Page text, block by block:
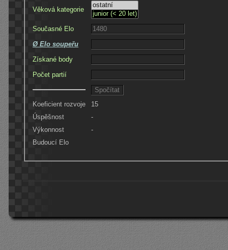
Věková kategorie
Současné Elo
Ø Elo soupeřu
Získané body
Počet partií
Koeficient rozvoje
15
Úspěšnost
-
Výkonnost
-
Budoucí Elo